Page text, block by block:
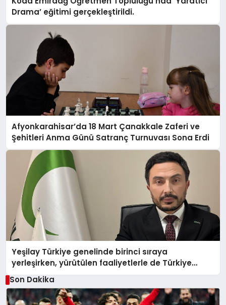
Drama’ eğitimi gerçekleştirildi.
Afyonkarahisar’da 18 Mart Çanakkale Zaferi ve
Şehitleri Anma Günü Satranç Turnuvası Sona Erdi
Yeşilay Türkiye genelinde birinci sıraya
yerleşirken, yürütülen faaliyetlerle de Türkiye
üçüncüsü oldu.
Son Dakika